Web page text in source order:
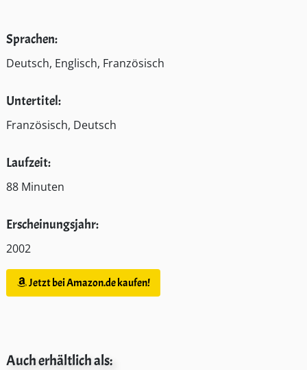
Sprachen:
Deutsch, Englisch, Französisch
Untertitel:
Französisch, Deutsch
Laufzeit:
88 Minuten
Erscheinungsjahr:
2002
Jetzt bei Amazon.de kaufen!
Auch erhältlich als: